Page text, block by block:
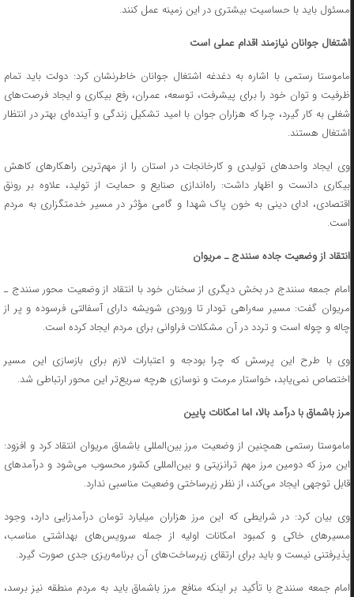
مسئول باید با حساسیت بیشتری در این زمینه عمل کنند.
اشتغال جوانان نیازمند اقدام عملی است
ماموستا رستمی با اشاره به دغدغه اشتغال جوانان خاطرنشان کرد: دولت باید تمام
ظرفیت و توان خود را برای پیشرفت، توسعه، عمران، رفع بیکاری و ایجاد فرصت‌های
شغلی به کار گیرد، چرا که هزاران جوان با امید تشکیل زندگی و آینده‌ای بهتر در انتظار
اشتغال هستند.
وی ایجاد واحدهای تولیدی و کارخانجات در استان را از مهم‌ترین راهکارهای کاهش
بیکاری دانست و اظهار داشت: راه‌اندازی صنایع و حمایت از تولید، علاوه بر رونق
اقتصادی، ادای دینی به خون پاک شهدا و گامی مؤثر در مسیر خدمتگزاری به مردم
است.
انتقاد از وضعیت جاده سنندج ـ مریوان
امام جمعه سنندج در بخش دیگری از سخنان خود با انتقاد از وضعیت محور سنندج ـ
مریوان گفت: مسیر سه‌راهی تودار تا ورودی شویشه دارای آسفالتی فرسوده و پر از
چاله و چوله است و تردد در آن مشکلات فراوانی برای مردم ایجاد کرده است.
وی با طرح این پرسش که چرا بودجه و اعتبارات لازم برای بازسازی این مسیر
اختصاص نمی‌یابد، خواستار مرمت و نوسازی هرچه سریع‌تر این محور ارتباطی شد.
مرز باشماق با درآمد بالا، اما امکانات پایین
ماموستا رستمی همچنین از وضعیت مرز بین‌المللی باشماق مریوان انتقاد کرد و افزود:
این مرز که دومین مرز مهم ترانزیتی و بین‌المللی کشور محسوب می‌شود و درآمدهای
قابل توجهی ایجاد می‌کند، از نظر زیرساختی وضعیت مناسبی ندارد.
وی بیان کرد: در شرایطی که این مرز هزاران میلیارد تومان درآمدزایی دارد، وجود
مسیرهای خاکی و کمبود امکانات اولیه از جمله سرویس‌های بهداشتی مناسب،
پذیرفتنی نیست و باید برای ارتقای زیرساخت‌های آن برنامه‌ریزی جدی صورت گیرد.
امام جمعه سنندج با تأکید بر اینکه منافع مرز باشماق باید به مردم منطقه نیز برسد،